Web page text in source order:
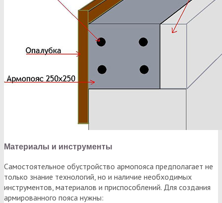
Материалы и инструменты
Самостоятельное обустройство армопояса предполагает не
только знание технологий, но и наличие необходимых
инструментов, материалов и приспособлений. Для создания
армированного пояса нужны: